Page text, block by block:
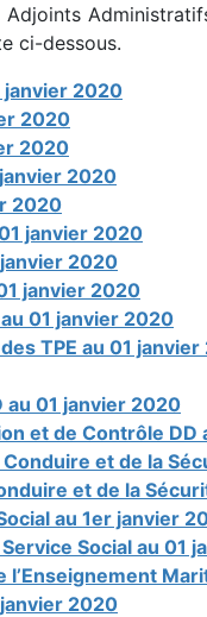
Adjoints
ci-dessous.
janvier 2020
2020
2020
2020
2020
janvier 2020
2020
janvier 2020
01 janvier 2020
TPE au 01
au 01 janvier 2020
et de Contrôle DD
et de la
et de la
au 1er janvier
Social au 01
2020